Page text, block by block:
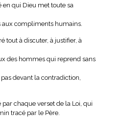
en qui Dieu met toute sa
aux compliments humains.
tout à discuter, à justifier, à
des hommes qui reprend sans
devant la contradiction,
par chaque verset de la Loi, qui
tracé par le Père.